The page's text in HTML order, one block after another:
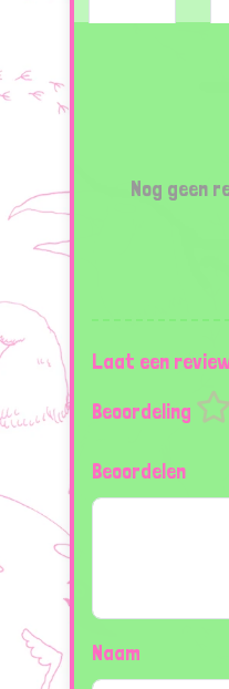
Nog geen
Laat een
Beoordeling
Beoordelen
Naam